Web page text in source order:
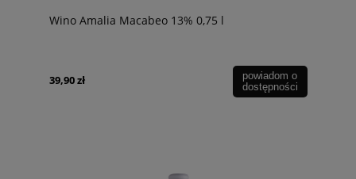
Wino Amalia Macabeo 13% 0,75 l
39,90 zł
powiadom o
dostępności